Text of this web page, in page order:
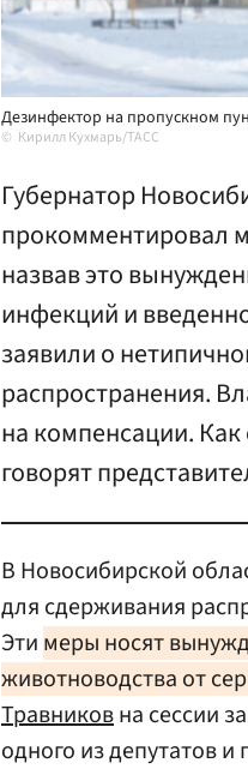
Дезинфектор на пропускном
Кирилл Кухмарь/ТАСС
Губернатор
прокомментировал
назвав это
инфекций и
заявили о
распространения.
на компенсации.
говорят
В Новосибирской
для сдерживания
Эти меры носят
животноводства от
Травниковна сессии
одного из депутатов